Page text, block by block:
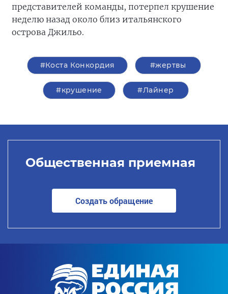
представителей команды, потерпел крушение
неделю назад около близ итальянского
острова Джильо.
#Коста Конкордия #жертвы
#крушение #Лайнер
Общественная приемная
Создать обращение